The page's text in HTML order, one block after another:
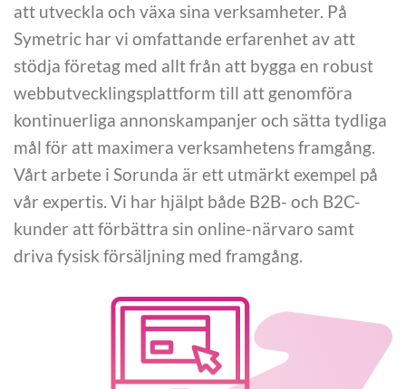
att utveckla och växa sina verksamheter. På
Symetric har vi omfattande erfarenhet av att
stödja företag med allt från att bygga en robust
webbutvecklingsplattform till att genomföra
kontinuerliga annonskampanjer och sätta tydliga
mål för att maximera verksamhetens framgång.
Vårt arbete i Sorunda är ett utmärkt exempel på
vår expertis. Vi har hjälpt både B2B- och B2C-
kunder att förbättra sin online-närvaro samt
driva fysisk försäljning med framgång.